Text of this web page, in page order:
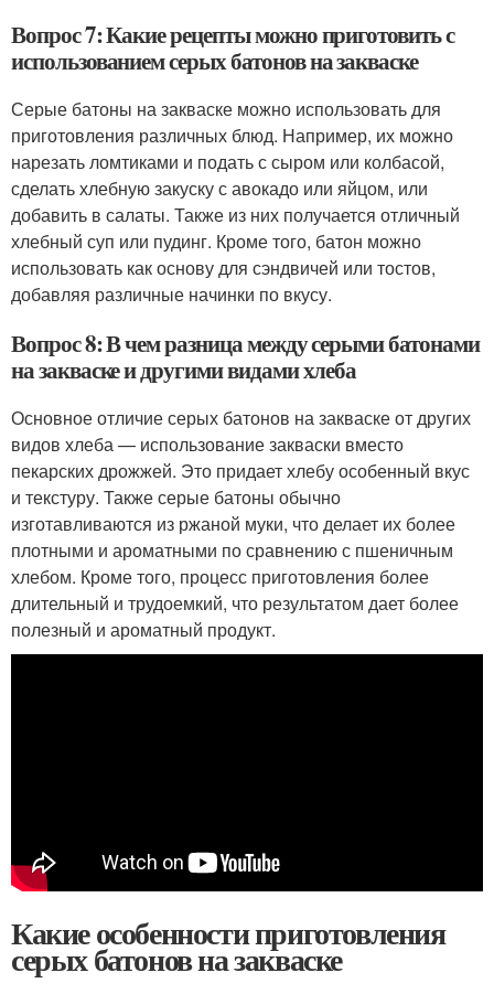
Вопрос 7: Какие рецепты можно приготовить с
использованием серых батонов на закваске
Серые батоны на закваске можно использовать для
приготовления различных блюд. Например, их можно
нарезать ломтиками и подать с сыром или колбасой,
сделать хлебную закуску с авокадо или яйцом, или
добавить в салаты. Также из них получается отличный
хлебный суп или пудинг. Кроме того, батон можно
использовать как основу для сэндвичей или тостов,
добавляя различные начинки по вкусу.
Вопрос 8: В чем разница между серыми батонами
на закваске и другими видами хлеба
Основное отличие серых батонов на закваске от других
видов хлеба — использование закваски вместо
пекарских дрожжей. Это придает хлебу особенный вкус
и текстуру. Также серые батоны обычно
изготавливаются из ржаной муки, что делает их более
плотными и ароматными по сравнению с пшеничным
хлебом. Кроме того, процесс приготовления более
длительный и трудоемкий, что результатом дает более
полезный и ароматный продукт.
Какие особенности приготовления
серых батонов на закваске